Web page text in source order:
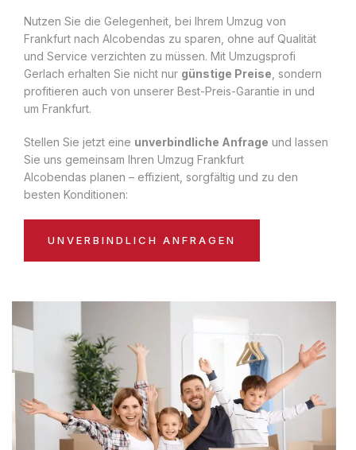
Nutzen Sie die Gelegenheit, bei Ihrem Umzug von
Frankfurt nach Alcobendas zu sparen, ohne auf Qualität
und Service verzichten zu müssen. Mit Umzugsprofi
Gerlach erhalten Sie nicht nur günstige Preise , sondern
profitieren auch von unserer Best-Preis-Garantie in und
um Frankfurt.
Stellen Sie jetzt eine unverbindliche Anfrage und lassen
Sie uns gemeinsam Ihren Umzug Frankfurt
Alcobendas planen – effizient, sorgfältig und zu den
besten Konditionen:
UNVERBINDLICH ANFRAGEN